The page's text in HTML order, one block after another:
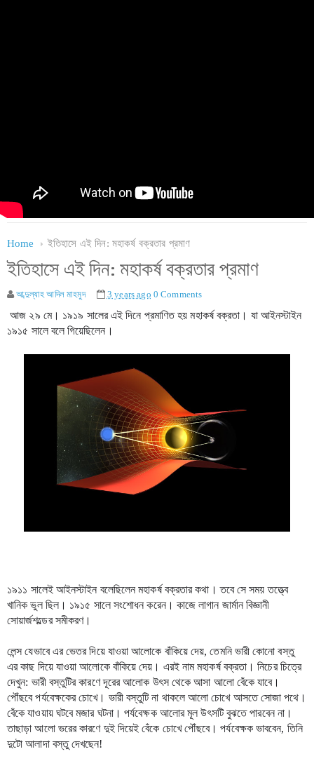
Home ইতিহাসে এই দিন: মহাকর্ষ বক্রতার প্রমাণ
ইতিহাসে এই দিন: মহাকর্ষ বক্রতার প্রমাণ
আব্দুল্যাহ আদিল মাহমুদ 3 years ago 0 Comments
আজ ২৯ মে। ১৯১৯ সালের এই দিনে প্রমাণিত হয় মহাকর্ষ বক্রতা। যা আইনস্টাইন
১৯১৫ সালে বলে গিয়েছিলেন।
১৯১১ সালেই আইনস্টাইন বলেছিলেন মহাকর্ষ বক্রতার কথা। তবে সে সময় তত্ত্বে
খানিক ভুল ছিল। ১৯১৫ সালে সংশোধন করেন। কাজে লাগান জার্মান বিজ্ঞানী
সোয়ার্জশল্ডের সমীকরণ।
লেন্স যেভাবে এর ভেতর দিয়ে যাওয়া আলোকে বাঁকিয়ে দেয়, তেমনি ভারী কোনো বস্তু
এর কাছ দিয়ে যাওয়া আলোকে বাঁকিয়ে দেয়। এরই নাম মহাকর্ষ বক্রতা। নিচের চিত্রে
দেখুন: ভারী বস্তুটির কারণে দূরের আলোক উৎস থেকে আসা আলো বেঁকে যাবে।
পৌঁছবে পর্যবেক্ষকের চোখে। ভারী বস্তুটি না থাকলে আলো চোখে আসতে সোজা পথে।
বেঁকে যাওয়ায় ঘটবে মজার ঘটনা। পর্যবেক্ষক আলোর মূল উৎসটি বুঝতে পারবেন না।
তাছাড়া আলো ভরের কারণে দুই দিয়েই বেঁকে চোখে পৌঁছবে। পর্যবেক্ষক ভাববেন, তিনি
দুটো আলাদা বস্তু দেখছেন!